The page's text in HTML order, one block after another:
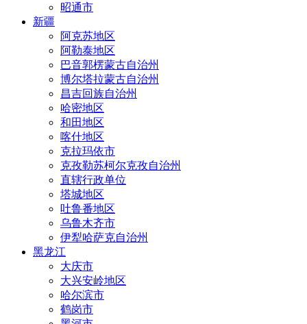
昭通市
新疆
阿克苏地区
阿勒泰地区
巴音郭楞蒙古自治州
博尔塔拉蒙古自治州
昌吉回族自治州
哈密地区
和田地区
喀什地区
克拉玛依市
克孜勒苏柯尔克孜自治州
直辖行政单位
塔城地区
吐鲁番地区
乌鲁木齐市
伊犁哈萨克自治州
黑龙江
大庆市
大兴安岭地区
哈尔滨市
鹤岗市